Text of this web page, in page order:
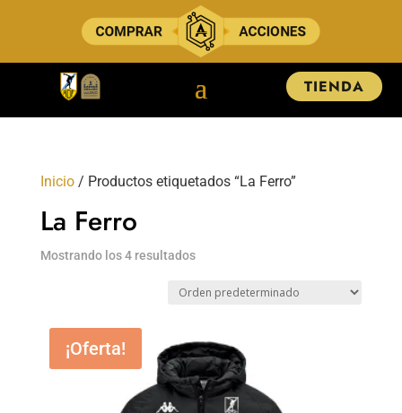
TIENDA
Inicio/ Productos etiquetados “La Ferro”
La Ferro
Mostrando los 4 resultados
¡Oferta!